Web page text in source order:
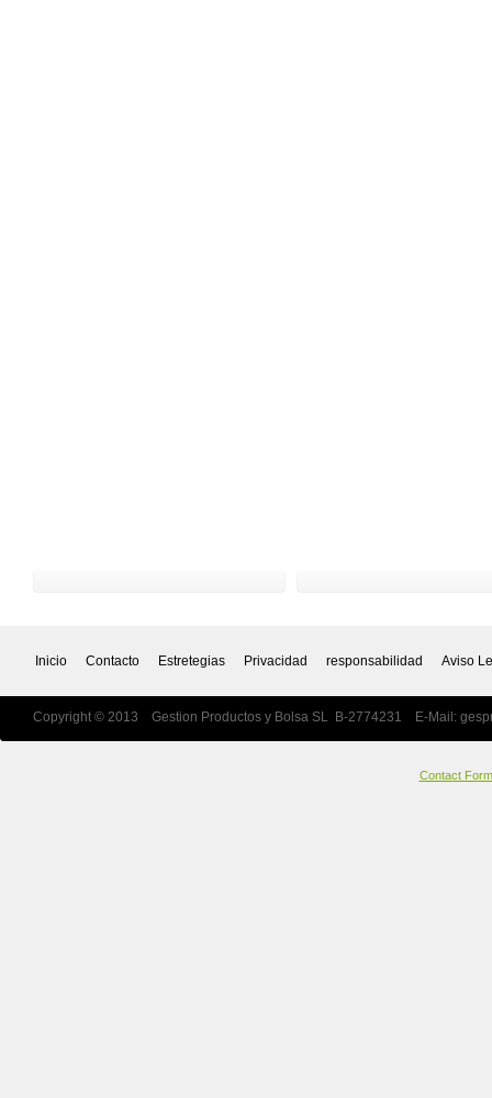
Inicio Contacto Estretegias Privacidad responsabilidad Aviso
Copyright © 2013 Gestion Productos y Bolsa SL B-2774231 E-Mail:
Contact Form